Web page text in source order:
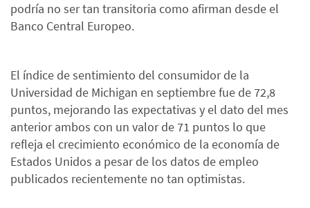
podría no ser tan transitoria como afirman desde el
Banco Central Europeo.
El índice de sentimiento del consumidor de la
Universidad de Michigan en septiembre fue de 72,8
puntos, mejorando las expectativas y el dato del mes
anterior ambos con un valor de 71 puntos lo que
refleja el crecimiento económico de la economía de
Estados Unidos a pesar de los datos de empleo
publicados recientemente no tan optimistas.